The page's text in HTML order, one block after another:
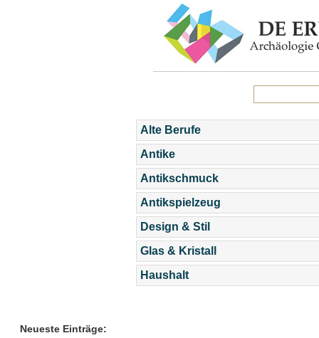
Alte Berufe
Antike
Antikschmuck
Antikspielzeug
Design & Stil
Glas & Kristall
Haushalt
Neueste Einträge: